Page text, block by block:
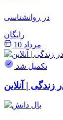
در روانشناسی
رایگان
مرداد 10
تکمیل شد